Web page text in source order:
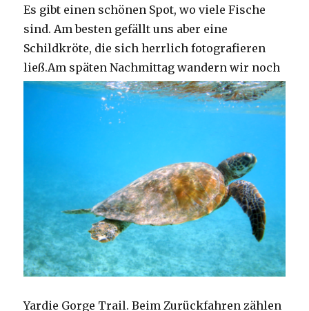
Es gibt einen schönen Spot, wo viele Fische
sind. Am besten gefällt uns aber eine
Schildkröte, die sich herrlich fotografieren
ließ.Am späten Nachmittag wandern wir noch
Yardie Gorge Trail. Beim Zurückfahren zählen